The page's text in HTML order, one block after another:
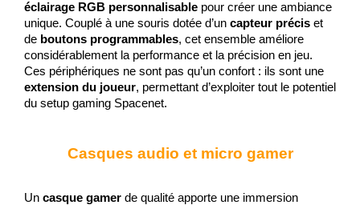
éclairage RGB personnalisable pour créer une ambiance
unique. Couplé à une souris dotée d’un capteur précis et
de boutons programmables, cet ensemble améliore
considérablement la performance et la précision en jeu.
extension du joueur, permettant d’exploiter tout le potentiel
du setup gaming Spacenet.
Casques audio et micro gamer
Un casque gamer de qualité apporte une immersion